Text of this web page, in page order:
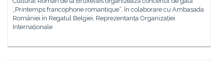
„Printemps francophone romantique”, în colaborare cu Ambasada
României în Regatul Belgiei, Reprezentanța Organizației
Internaționale